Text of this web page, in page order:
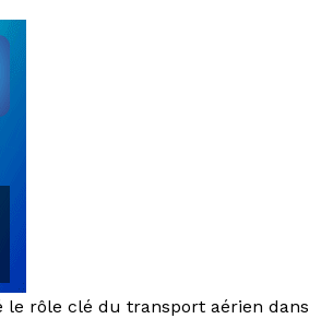
le rôle clé du transport aérien dans